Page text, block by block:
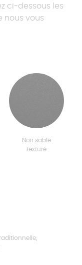
ci-dessous les
nous vous
Noir sablé
texturé